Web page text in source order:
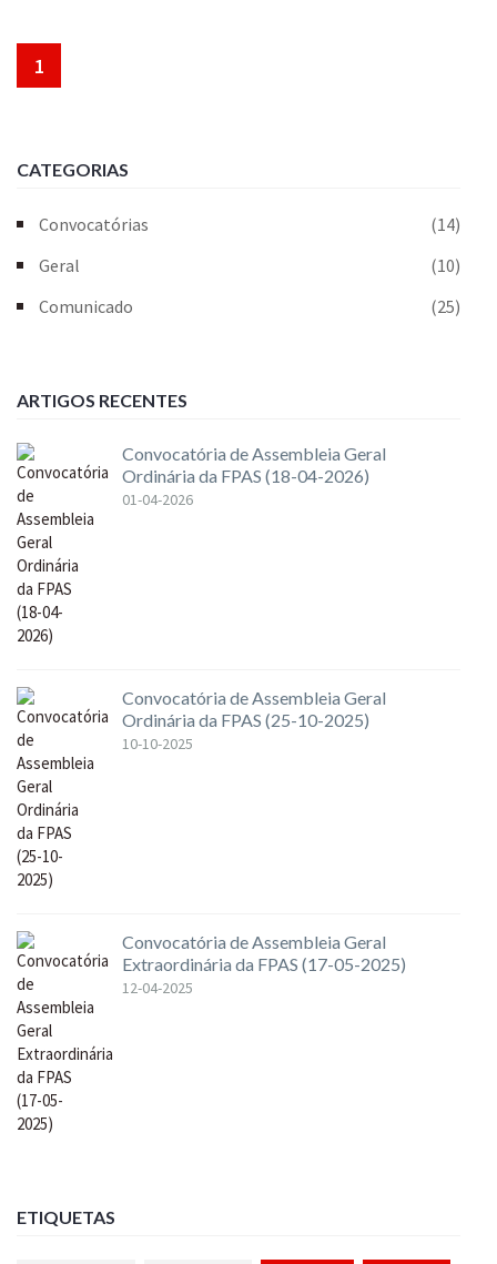
1
CATEGORIAS
Convocatórias
(14)
Geral
(10)
Comunicado
(25)
ARTIGOS RECENTES
Convocatória de Assembleia Geral
Ordinária da FPAS (18-04-2026)
01-04-2026
Convocatória de Assembleia Geral
Ordinária da FPAS (25-10-2025)
10-10-2025
Convocatória de Assembleia Geral
Extraordinária da FPAS (17-05-2025)
12-04-2025
ETIQUETAS